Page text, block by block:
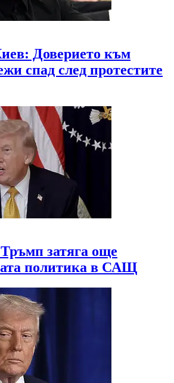
Доверието към
спад след протестите
затяга още
политика в САЩ